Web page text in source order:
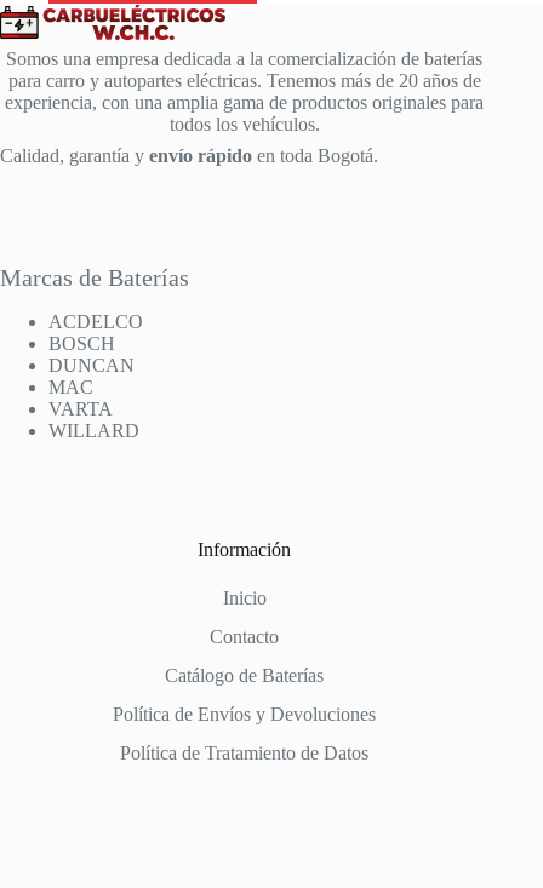
Somos una empresa dedicada a la comercialización de baterías
para carro y autopartes eléctricas. Tenemos más de 20 años de
experiencia, con una amplia gama de productos originales para
todos los vehículos.
Calidad, garantía y envío rápido en toda Bogotá.
Marcas de Baterías
ACDELCO
BOSCH
DUNCAN
MAC
VARTA
WILLARD
Información
Inicio
Contacto
Catálogo de Baterías
Política de Envíos y Devoluciones
Política de Tratamiento de Datos